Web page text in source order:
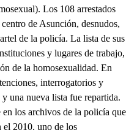
Los 108 arrestados
de Asunción, desnudos,
de la policía. La lista de sus
y lugares de trabajo,
de la homosexualidad. En
interrogatorios y
una nueva lista fue repartida.
los archivos de la policía que
el 2010, uno de los